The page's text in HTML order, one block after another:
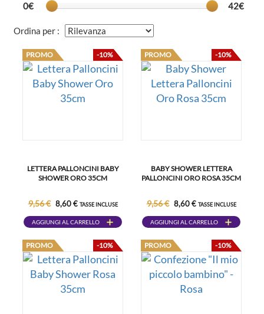
0€ 42€
Ordina per :
PROMO -10%
LETTERA PALLONCINI BABY
SHOWER ORO 35CM
9,56 € 8,60 € TASSE INCLUSE
AGGIUNGI AL CARRELLO
PROMO -10%
BABY SHOWER LETTERA
PALLONCINI ORO ROSA 35CM
9,56 € 8,60 € TASSE INCLUSE
AGGIUNGI AL CARRELLO
PROMO -10% PROMO -10%